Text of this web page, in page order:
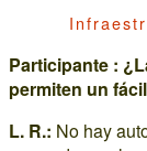
Participante :
permiten un
L. R.: No hay